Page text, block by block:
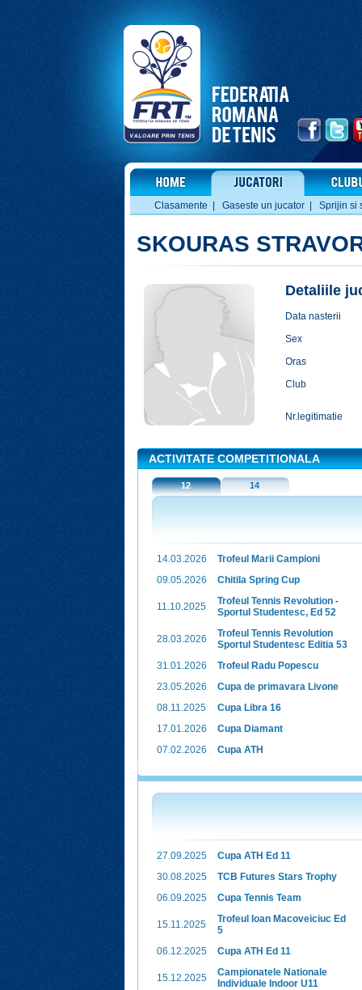
Clasamente Gaseste un jucator Sprijin si
SKOURAS
Detaliile
Data nasterii
Sex
Oras
Club
Nr.legitimatie
ACTIVITATE COMPETITIONALA
12 14
14.03.2026
Trofeul Marii Campioni
09.05.2026
Chitila Spring Cup
11.10.2025
Trofeul Tennis Revolution -
Sportul Studentesc, Ed 52
28.03.2026
Trofeul Tennis Revolution
Sportul Studentesc Editia 53
31.01.2026
Trofeul Radu Popescu
23.05.2026
Cupa de primavara Livone
08.11.2025
Cupa Libra 16
17.01.2026
Cupa Diamant
07.02.2026
Cupa ATH
27.09.2025
Cupa ATH Ed 11
30.08.2025
TCB Futures Stars Trophy
06.09.2025
Cupa Tennis Team
15.11.2025
Trofeul Ioan Macoveiciuc Ed
5
06.12.2025
Cupa ATH Ed 11
15.12.2025
Campionatele Nationale
Individuale Indoor U11